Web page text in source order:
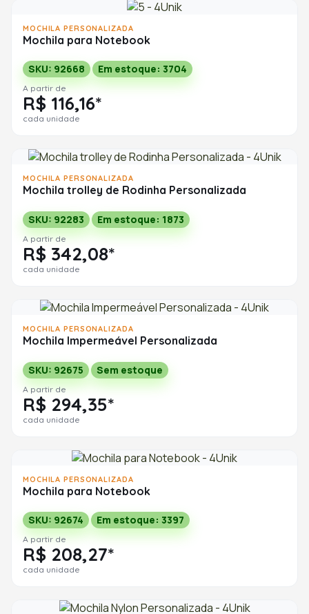
MOCHILA PERSONALIZADA
Mochila para Notebook
SKU: 92668 Em estoque: 3704
A partir de
R$ 116,16*
cada unidade
MOCHILA PERSONALIZADA
Mochila trolley de Rodinha Personalizada
SKU: 92283 Em estoque: 1873
A partir de
R$ 342,08*
cada unidade
MOCHILA PERSONALIZADA
Mochila Impermeável Personalizada
SKU: 92675 Sem estoque
A partir de
R$ 294,35*
cada unidade
MOCHILA PERSONALIZADA
Mochila para Notebook
SKU: 92674 Em estoque: 3397
A partir de
R$ 208,27*
cada unidade